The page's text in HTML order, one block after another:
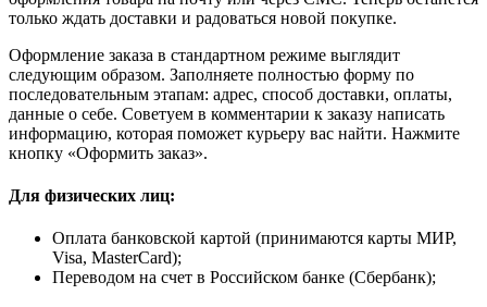
только ждать доставки и радоваться новой покупке.
Оформление заказа в стандартном режиме выглядит
следующим образом. Заполняете полностью форму по
последовательным этапам: адрес, способ доставки, оплаты,
данные о себе. Советуем в комментарии к заказу написать
информацию, которая поможет курьеру вас найти. Нажмите
кнопку «Оформить заказ».
Для физических лиц:
Оплата банковской картой (принимаются карты МИР,
Visa, MasterCard);
Переводом на счет в Российском банке (Сбербанк);